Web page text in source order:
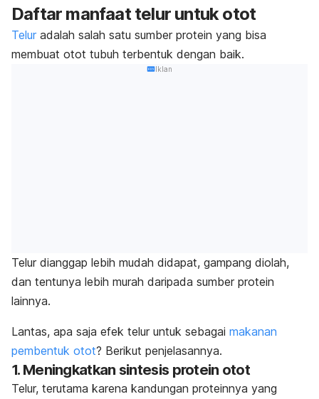
Daftar manfaat telur untuk otot
Telur adalah salah satu sumber protein yang bisa
membuat otot tubuh terbentuk dengan baik.
Iklan
Telur dianggap lebih mudah didapat, gampang diolah,
dan tentunya lebih murah daripada sumber protein
lainnya.
Lantas, apa saja efek telur untuk sebagai makanan
pembentuk otot? Berikut penjelasannya.
1. Meningkatkan sintesis protein otot
Telur, terutama karena kandungan proteinnya yang